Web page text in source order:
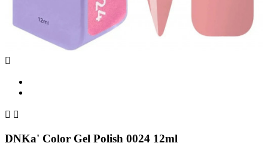

 
DNKa' Color Gel Polish 0024 12ml